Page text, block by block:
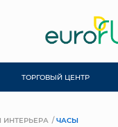
ТОРГОВЫЙ ЦЕНТР
ЧАСЫ